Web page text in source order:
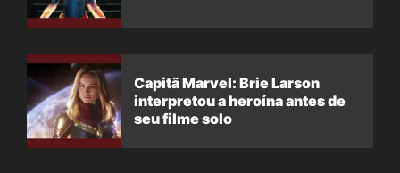
Capitã Marvel: Brie Larson
interpretou a heroína antes de
seu filme solo